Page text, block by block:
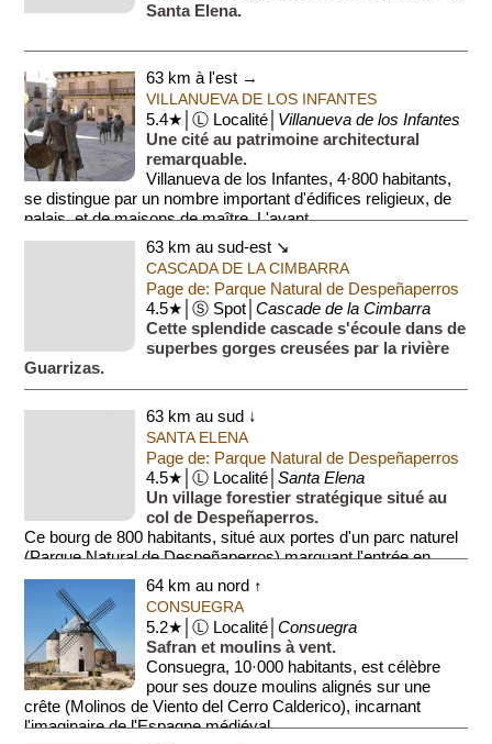
Santa Elena.
63 km à l'est →
VILLANUEVA DE LOS INFANTES
5.4★│Ⓛ Localité│ Villanueva de los Infantes
Une cité au patrimoine architectural
remarquable.
Villanueva de los Infantes, 4·800 habitants,
se distingue par un nombre important d'édifices religieux, de
palais, et de maisons de maître. L'avant...
63 km au sud-est ↘
CASCADA DE LA CIMBARRA
Page de: Parque Natural de Despeñaperros
4.5★│Ⓢ Spot│Cascade de la Cimbarra
Cette splendide cascade s'écoule dans de
superbes gorges creusées par la rivière
Guarrizas.
63 km au sud ↓
SANTA ELENA
Page de: Parque Natural de Despeñaperros
4.5★│Ⓛ Localité│Santa Elena
Un village forestier stratégique situé au
col de Despeñaperros.
Ce bourg de 800 habitants, situé aux portes d'un parc naturel
(Parque Natural de Despeñaperros) marquant l'entrée en
Andalousie, fu...
64 km au nord ↑
CONSUEGRA
5.2★│Ⓛ Localité│Consuegra
Safran et moulins à vent.
Consuegra, 10·000 habitants, est célèbre
pour ses douze moulins alignés sur une
crête (Molinos de Viento del Cerro Calderico), incarnant
l'imaginaire de l'Espagne médiéval...